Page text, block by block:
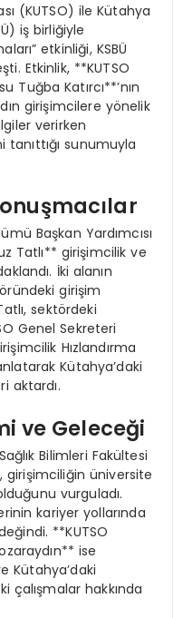
(KUTSO) ile Kütahya
iş birliğiyle
etkinliği, KSBÜ
Etkinlik, **KUTSO
Tuğba Katırcı**’nın
girişimcilere yönelik
verirken
tanıttığı sunumuyla
Başkan Yardımcısı
Tatlı** girişimcilik ve
İki alanın
girişim
sektördeki
Genel Sekreteri
Hızlandırma
Kütahya’daki
aktardı.
ve Geleceği
Bilimleri Fakültesi
girişimciliğin üniversite
vurguladı.
kariyer yollarında
**KUTSO
ise
Kütahya’daki
çalışmalar hakkında